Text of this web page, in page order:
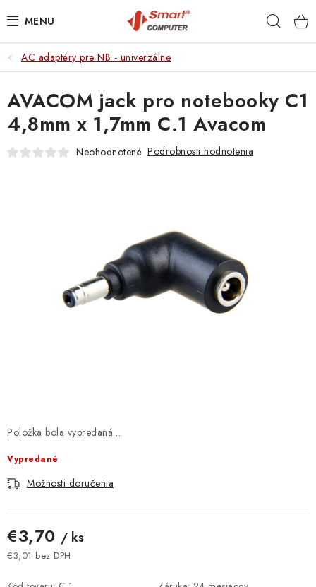
na
NOTEBOOKY
MOBILNÉ ZARIADENIA
PC A KOMPONENTY
ELEKTRONIKA
: OBĽÚBENÉ PRODUKTY
: TOP PRODUKTY
ZNAČKY
AC adaptéry pre NB - univerzálne
Položka bola vypredaná…
Vypredané
Možnosti doručenia
€3,70 / ks
€3,01 bez DPH
AVACOM jack pro notebooky C1
4,8mm x 1,7mm C.1 Avacom
Neohodnotené Podrobnosti hodnotenia